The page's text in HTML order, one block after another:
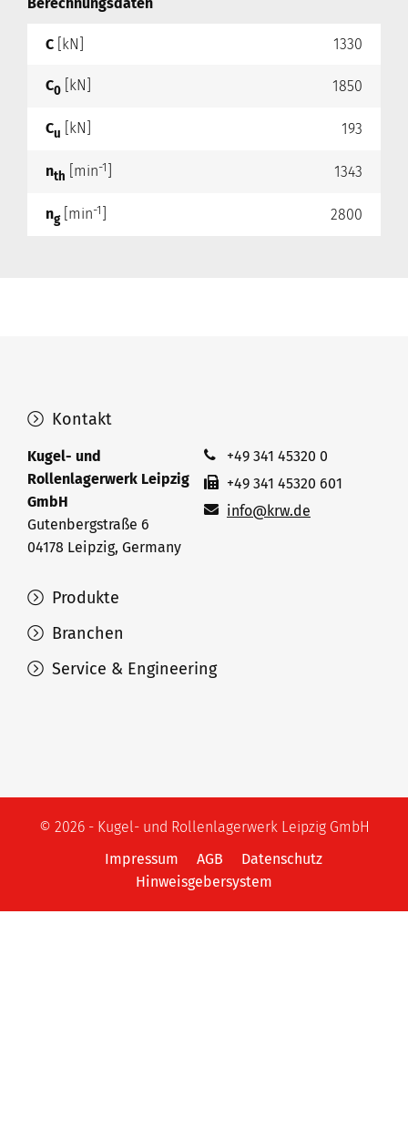
C [kN] 1330
C0 [kN] 1850
Cu [kN] 193
nth [min-1 1343
ng[min-1 2800
Produkte
Branchen
Service & Engineering
Kontakt
Kugel- und
Rollenlagerwerk Leipzig
GmbH
Gutenbergstraße 6
04178 Leipzig, Germany
+49 341 45320 0
+49 341 45320 601
info@krw.de
© 2026 - Kugel- und Rollenlagerwerk Leipzig GmbH
Impressum
AGB
Datenschutz
Hinweisgebersystem